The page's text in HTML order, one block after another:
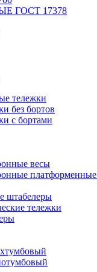
ГОСТ 17378
тележки
без бортов
с бортами
весы
штабелеры
тележки